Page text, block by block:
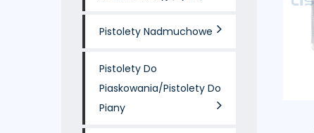
Pistolety Nadmuchowe
Pistolety Do
Piaskowania/pistolety Do
Piany